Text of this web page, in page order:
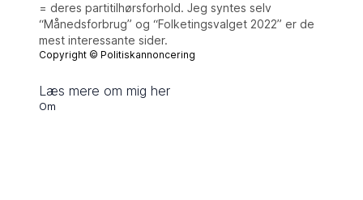
= deres partitilhørsforhold. Jeg syntes selv
“Månedsforbrug” og “Folketingsvalget 2022” er de
mest interessante sider.
Copyright © Politiskannoncering
Læs mere om mig her
Om